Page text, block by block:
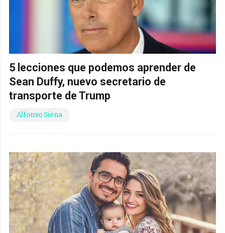
5 lecciones que podemos aprender de
Sean Duffy, nuevo secretario de
transporte de Trump
Alfonso Siena